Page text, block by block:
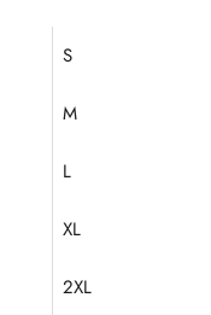
S
M
L
XL
2XL